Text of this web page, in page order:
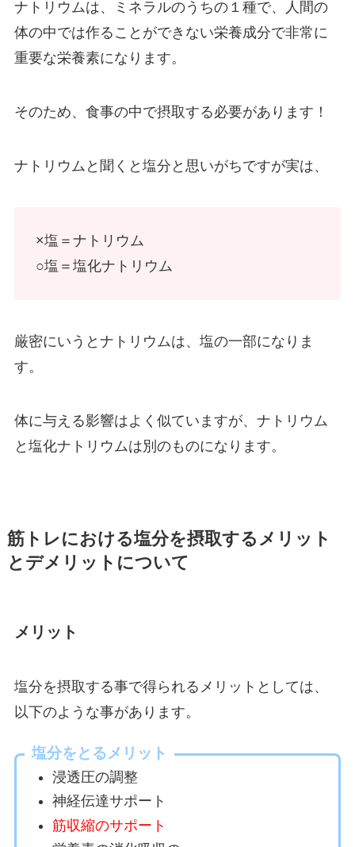
ナトリウムは、ミネラルのうちの１種で、人間の
体の中では作ることができない栄養成分で非常に
重要な栄養素になります。
そのため、食事の中で摂取する必要があります！
ナトリウムと聞くと塩分と思いがちですが実は、
×塩＝ナトリウム
○塩＝塩化ナトリウム
厳密にいうとナトリウムは、塩の一部になりま
す。
体に与える影響はよく似ていますが、ナトリウム
と塩化ナトリウムは別のものになります。
筋トレにおける塩分を摂取するメリット
とデメリットについて
メリット
塩分を摂取する事で得られるメリットとしては、
以下のような事があります。
塩分をとるメリット
浸透圧の調整
神経伝達サポート
筋収縮のサポート